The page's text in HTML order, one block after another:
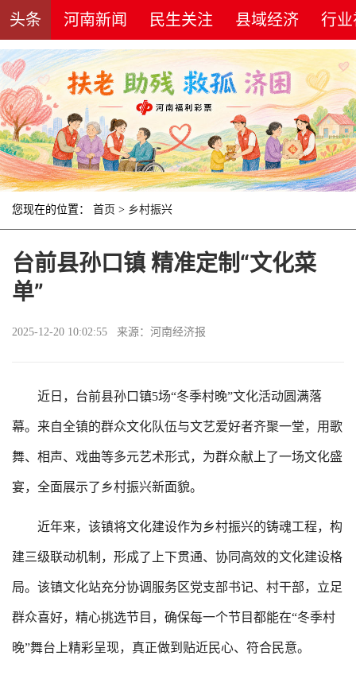
头条 河南新闻 民生关注 县域经济 行
您现在的位置： 首页 > 乡村振兴
台前县孙口镇 精准定制“文化菜
单”
2025-12-20 10:02:55 来源：河南经济报
近日，台前县孙口镇5场“冬季村晚”文化活动圆满落
幕。来自全镇的群众文化队伍与文艺爱好者齐聚一堂，用歌
舞、相声、戏曲等多元艺术形式，为群众献上了一场文化盛
宴，全面展示了乡村振兴新面貌。
近年来，该镇将文化建设作为乡村振兴的铸魂工程，构
建三级联动机制，形成了上下贯通、协同高效的文化建设格
局。该镇文化站充分协调服务区党支部书记、村干部，立足
群众喜好，精心挑选节目，确保每一个节目都能在“冬季村
晚”舞台上精彩呈现，真正做到贴近民心、符合民意。